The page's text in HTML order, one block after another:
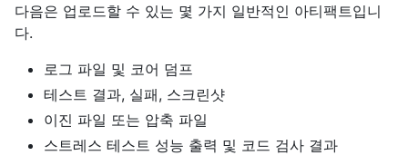
다음은 업로드할 수 있는 몇 가지 일반적인 아티팩트입니
다.
로그 파일 및 코어 덤프
테스트 결과, 실패, 스크린샷
이진 파일 또는 압축 파일
스트레스 테스트 성능 출력 및 코드 검사 결과